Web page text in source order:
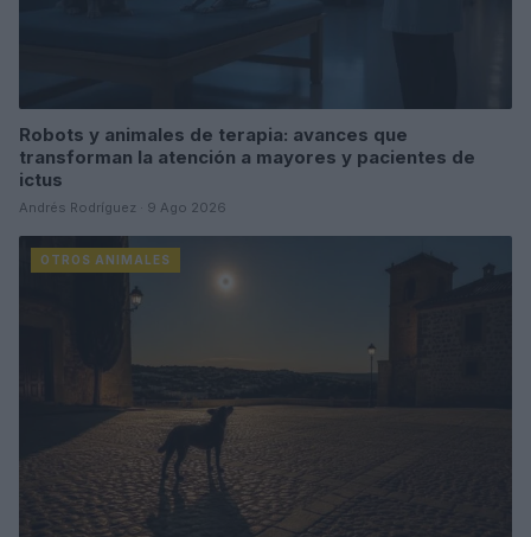
Robots y animales de terapia: avances que
transforman la atención a mayores y pacientes de
ictus
Andrés Rodríguez · 9 Ago 2026
OTROS ANIMALES